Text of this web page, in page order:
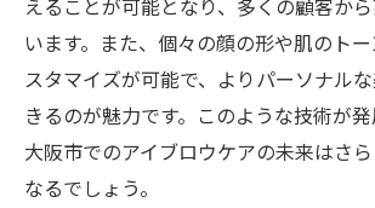
えることが可能となり、多くの顧客か
います。また、個々の顔の形や肌のト
スタマイズが可能で、よりパーソナル
きるのが魅力です。このような技術が発
大阪市でのアイブロウケアの未来はさ
なるでしょう。